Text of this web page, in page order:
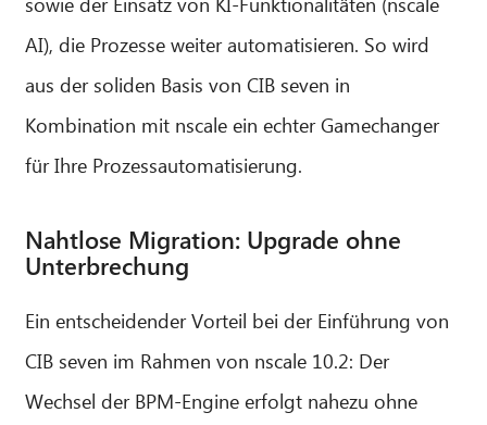
AI), die Prozesse weiter automatisieren. So wird
aus der soliden Basis von CIB seven in
Kombination mit nscale ein echter Gamechanger
für Ihre Prozessautomatisierung.
Nahtlose Migration: Upgrade ohne
Unterbrechung
Ein entscheidender Vorteil bei der Einführung von
CIB seven im Rahmen von nscale 10.2: Der
Wechsel der BPM-Engine erfolgt nahezu ohne